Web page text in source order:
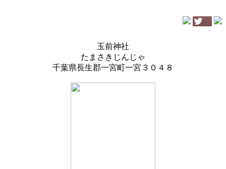
玉前神社
たまさきじんじゃ
千葉県長生郡一宮町一宮３０４８